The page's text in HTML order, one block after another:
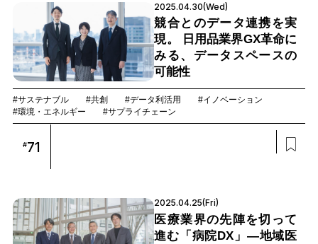
2025.04.30(Wed)
競合とのデータ連携を実
現。 日用品業界GX革命に
みる、データスペースの
可能性
#サステナブル #共創 #データ利活用
#イノベーション
#環境・エネルギー
#サプライチェーン
#71
2025.04.25(Fri)
医療業界の先陣を切って
進む「病院DX」―地域医